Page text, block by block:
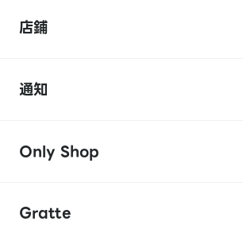
店鋪
通知
Only Shop
Gratte